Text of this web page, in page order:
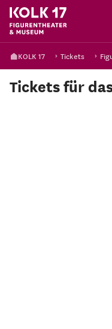
KOLK 17 Tickets
Tickets für